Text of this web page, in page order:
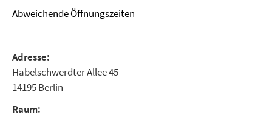
Abweichende Öffnungszeiten
Adresse:
Habelschwerdter Allee 45
14195 Berlin
Raum: